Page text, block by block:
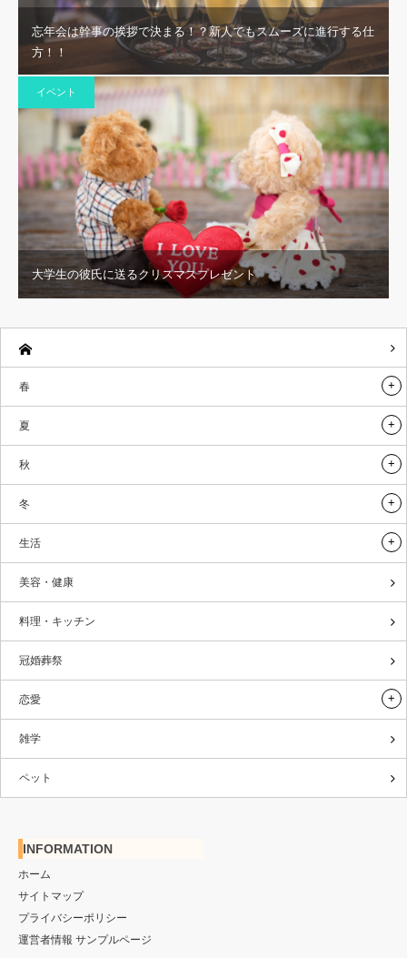
忘年会は幹事の挨拶で決まる！？新人でもスムーズに進行する仕
方！！
イベント
大学生の彼氏に送るクリスマスプレゼント
春
夏
秋
冬
生活
美容・健康
料理・キッチン
冠婚葬祭
恋愛
雑学
ペット
INFORMATION
ホーム
サイトマップ
プライバシーポリシー
運営者情報 サンプルページ